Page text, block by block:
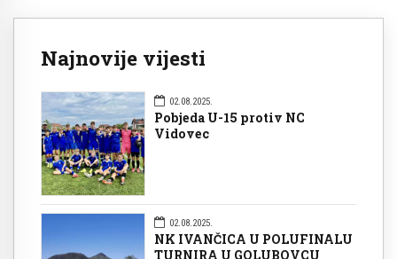
Najnovije vijesti
02.08.2025.
Pobjeda U-15 protiv NC
Vidovec
02.08.2025.
NK IVANČICA U POLUFINALU
TURNIRA U GOLUBOVCU